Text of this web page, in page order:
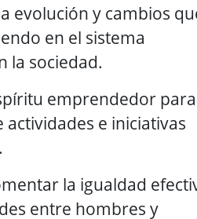
evolución y cambios
en el sistema
la sociedad.
emprendedor
e iniciativas
la igualdad
entre hombres y